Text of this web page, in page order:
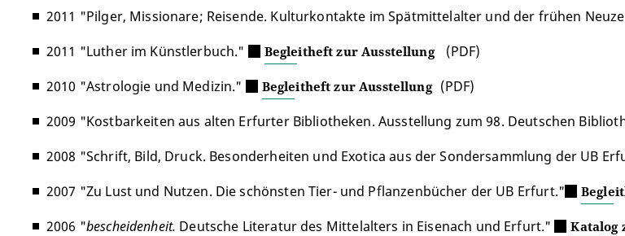
2011 "Pilger, Missionare; Reisende. Kulturkontakte im Spätmittelalter und der frühen
2011 "Luther im Künstlerbuch."
Begleitheft zur Ausstellung
(PDF)
2010 "Astrologie und Medizin."
Begleitheft zur Ausstellung (PDF)
2009 "Kostbarkeiten aus alten Erfurter Bibliotheken. Ausstellung zum 98. Deutschen
2008 "Schrift, Bild, Druck. Besonderheiten und Exotica aus der Sondersammlung der UB
2007 "Zu Lust und Nutzen. Die schönsten Tier- und Pflanzenbücher der UB Erfurt."
2006 "bescheidenheit. Deutsche Literatur des Mittelalters in Eisenach und Erfurt." Katalog